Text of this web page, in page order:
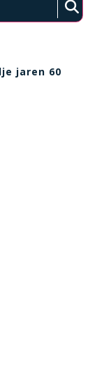
jaren 60